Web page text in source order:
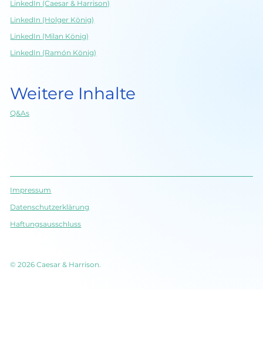
LinkedIn (Caesar & Harrison)
LinkedIn (Holger König)
LinkedIn (Milan König)
LinkedIn (Ramón König)
Weitere Inhalte
Q&As
© 2026 Caesar & Harrison.
Impressum
Datenschutz­erklärung
Haftungsausschluss